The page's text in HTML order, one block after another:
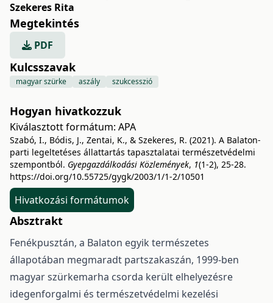
Szekeres Rita
Megtekintés
PDF
Kulcsszavak
magyar szürke aszály szukcesszió
Hogyan hivatkozzuk
Kiválasztott formátum: APA
Szabó, I., Bódis, J., Zentai, K., & Szekeres, R. (2021). A Balaton-
parti legeltetéses állattartás tapasztalatai természetvédelmi
szempontból. Gyepgazdálkodási Közlemények, 1(1-2), 25-28.
https://doi.org/10.55725/gygk/2003/1/1-2/10501
Hivatkozási formátumok
Absztrakt
Fenékpusztán, a Balaton egyik természetes
állapotában megmaradt partszakaszán, 1999-ben
magyar szürkemarha csorda került elhelyezésre
idegenforgalmi és természetvédelmi kezelési